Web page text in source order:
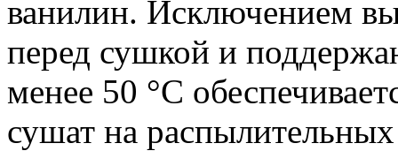
ванилин. Исключением
перед сушкой и
менее 50 °C
сушат на